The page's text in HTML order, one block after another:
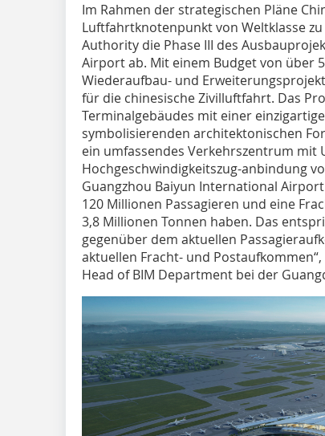
Im Rahmen der strategischen Pläne
Luftfahrtknotenpunkt von Weltklasse
Authority die Phase III des
Airport ab. Mit einem Budget von über
Wiederaufbau- und
für die chinesische Zivilluftfahrt. Das
Terminalgebäudes mit einer
symbolisierenden architektonischen
ein umfassendes Verkehrszentrum mit
Hochgeschwindigkeitszug-anbindung
Guangzhou Baiyun International
120 Millionen Passagieren und eine
3,8 Millionen Tonnen haben. Das
gegenüber dem aktuellen
aktuellen Fracht- und
Head of BIM Department bei der